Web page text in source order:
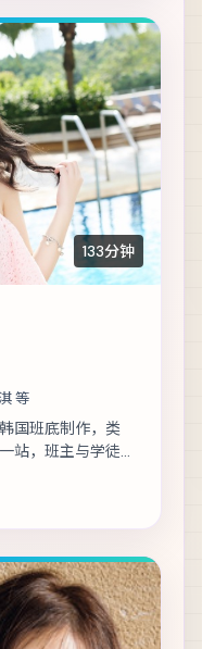
133分钟
等
国班底制作，类
站，班主与学徒
音设计共同营...